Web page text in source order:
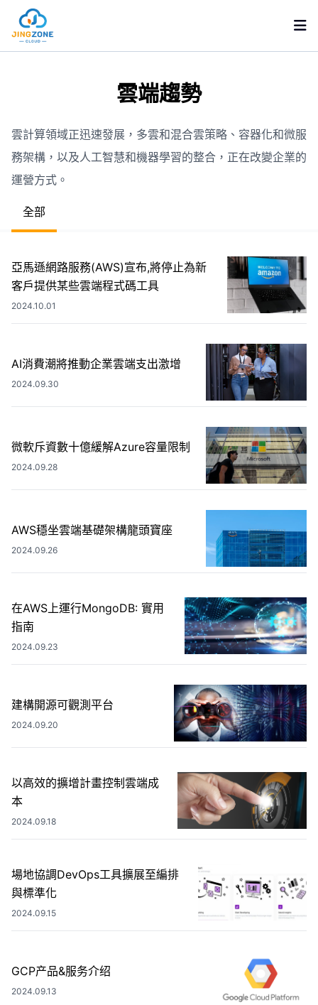
雲端趨勢
GCP
關於京叡
雲端趨勢
雲計算領域正迅速發展，多雲和混合雲策略、容器化和微服
務架構，以及人工智慧和機器學習的整合，正在改變企業的
運營方式。
全部
亞馬遜網路服務(AWS)宣布,將停止為新
客戶提供某些雲端程式碼工具
2024.10.01
AI消費潮將推動企業雲端支出激增
2024.09.30
微軟斥資數十億緩解Azure容量限制
2024.09.28
AWS穩坐雲端基礎架構龍頭寶座
2024.09.26
在AWS上運行MongoDB: 實用
指南
2024.09.23
建構開源可觀測平台
2024.09.20
以高效的擴增計畫控制雲端成
本
2024.09.18
場地協調DevOps工具擴展至編排
與標準化
2024.09.15
GCP产品&服务介绍
2024.09.13